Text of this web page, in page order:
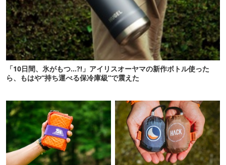
「10日間、氷がもつ…?!」アイリスオーヤマの新作ボトル使った
ら、もはや“持ち運べる保冷庫級”で震えた